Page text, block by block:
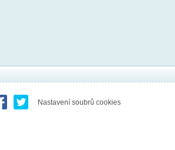
Nastavení soubrů cookies